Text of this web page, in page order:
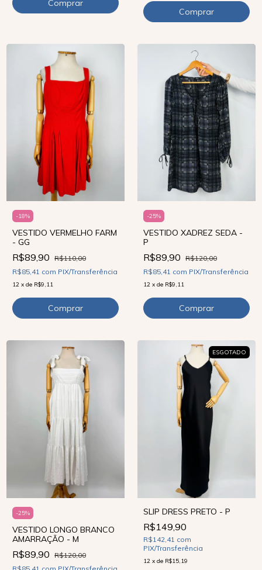
-18%
VESTIDO VERMELHO FARM
- GG
R$89,90 R$110,00
R$85,41 com PIX/Transferência
12 x de R$9,11
-25%
VESTIDO XADREZ SEDA -
P
R$89,90 R$120,00
R$85,41 com PIX/Transferência
12 x de R$9,11
-25%
VESTIDO LONGO BRANCO
AMARRAÇÃO - M
R$89,90 R$120,00
ESGOTADO
SLIP DRESS PRETO - P
R$149,90
R$142,41 com
PIX/Transferência
12 x de R$15,19